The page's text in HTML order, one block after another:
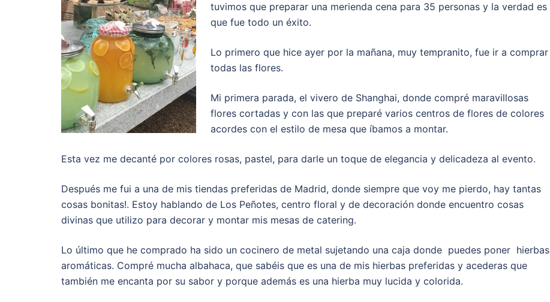
tuvimos que preparar una merienda cena para 35 personas y la verdad es
que fue todo un éxito.
Lo primero que hice ayer por la mañana, muy tempranito, fue ir a comprar
todas las flores.
Mi primera parada, el vivero de Shanghai, donde compré maravillosas
flores cortadas y con las que preparé varios centros de flores de colores
acordes con el estilo de mesa que íbamos a montar.
Esta vez me decanté por colores rosas, pastel, para darle un toque de elegancia y delicadeza al evento.
Después me fui a una de mis tiendas preferidas de Madrid, donde siempre que voy me pierdo, hay tantas
cosas bonitas!. Estoy hablando de Los Peñotes, centro floral y de decoración donde encuentro cosas
divinas que utilizo para decorar y montar mis mesas de catering.
Lo último que he comprado ha sido un cocinero de metal sujetando una caja donde puedes poner hierbas
aromáticas. Compré mucha albahaca, que sabéis que es una de mis hierbas preferidas y acederas que
también me encanta por su sabor y porque además es una hierba muy lucida y colorida.